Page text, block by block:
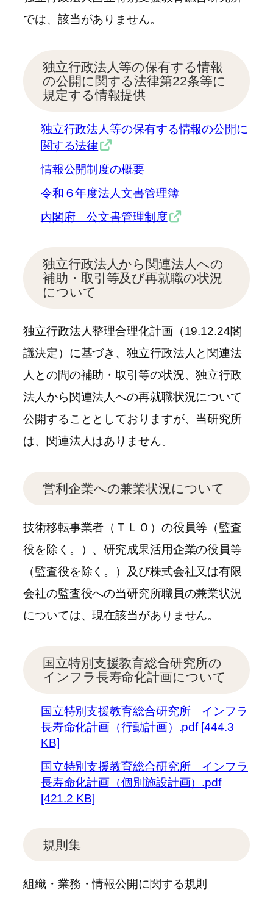
では、該当がありません。
独立行政法人等の保有する情報
の公開に関する法律第22条等に
規定する情報提供
独立行政法人等の保有する情報の公開に
関する法律
情報公開制度の概要
令和６年度法人文書管理簿
内閣府 公文書管理制度
独立行政法人から関連法人への
補助・取引等及び再就職の状況
について
独立行政法人整理合理化計画（19.12.24閣
議決定）に基づき、独立行政法人と関連法
人との間の補助・取引等の状況、独立行政
法人から関連法人への再就職状況について
公開することとしておりますが、当研究所
は、関連法人はありません。
営利企業への兼業状況について
技術移転事業者（ＴＬＯ）の役員等（監査
役を除く。）、研究成果活用企業の役員等
（監査役を除く。）及び株式会社又は有限
会社の監査役への当研究所職員の兼業状況
については、現在該当がありません。
国立特別支援教育総合研究所の
インフラ長寿命化計画について
国立特別支援教育総合研究所 インフラ
長寿命化計画（行動計画）.pdf [444.3
KB]
国立特別支援教育総合研究所 インフラ
長寿命化計画（個別施設計画）.pdf
[421.2 KB]
規則集
組織・業務・情報公開に関する規則